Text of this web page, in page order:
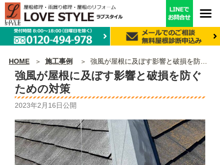
HOME 施工事例 強風が屋根に及ぼす影響と破損を防ぐための対策
強風が屋根に及ぼす影響と破損を防ぐ
ための対策
2023年2月16日公開